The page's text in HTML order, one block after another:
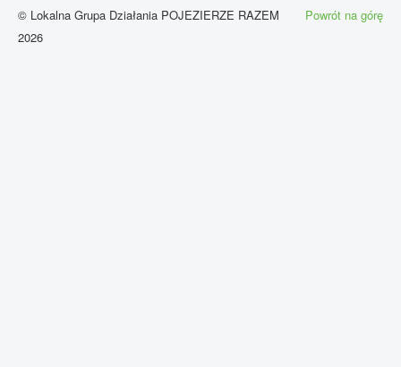
Powrót na górę
© Lokalna Grupa Działania POJEZIERZE RAZEM
2026